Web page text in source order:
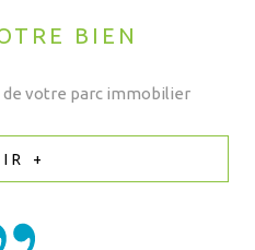
BIEN
votre parc immobilier
+